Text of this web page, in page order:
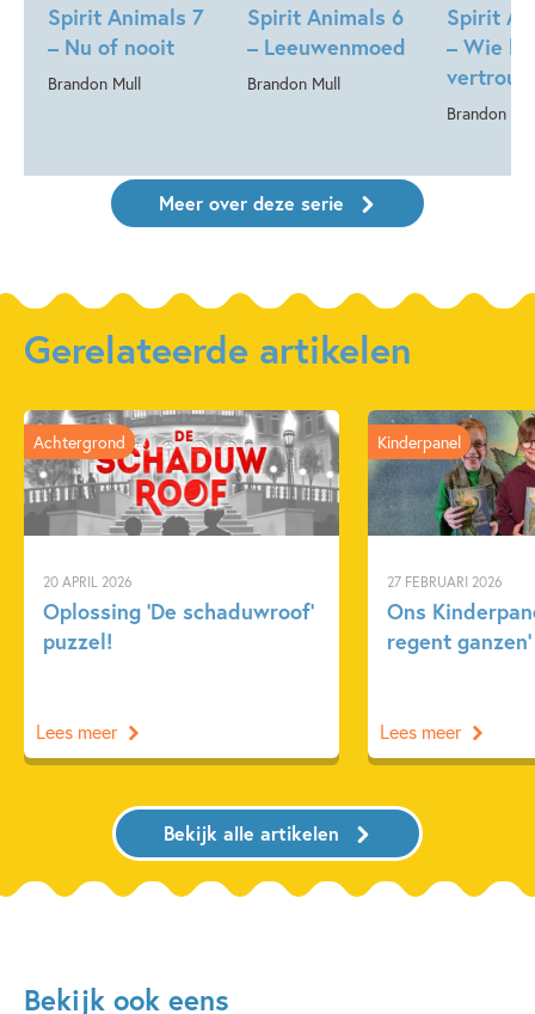
Spirit Animals 7
– Nu of nooit
Brandon Mull
Spirit Animals 6
– Leeuwenmoed
Brandon Mull
Spirit
– Wie
Brandon
Meer over deze serie
Gerelateerde artikelen
20 APRIL 2026
Oplossing ‘De schaduwroof’
puzzel!
Achtergrond
Lees meer
27 FEBRUARI 2026
Ons
regent ganzen’
Kinderpanel
Lees meer
Bekijk alle artikelen
Bekijk ook eens